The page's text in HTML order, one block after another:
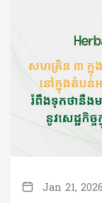
Jan 21, 2026